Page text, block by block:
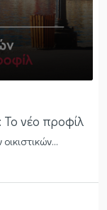
νέο προφίλ